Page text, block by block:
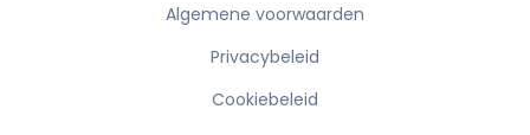
Algemene voorwaarden
Privacybeleid
Cookiebeleid